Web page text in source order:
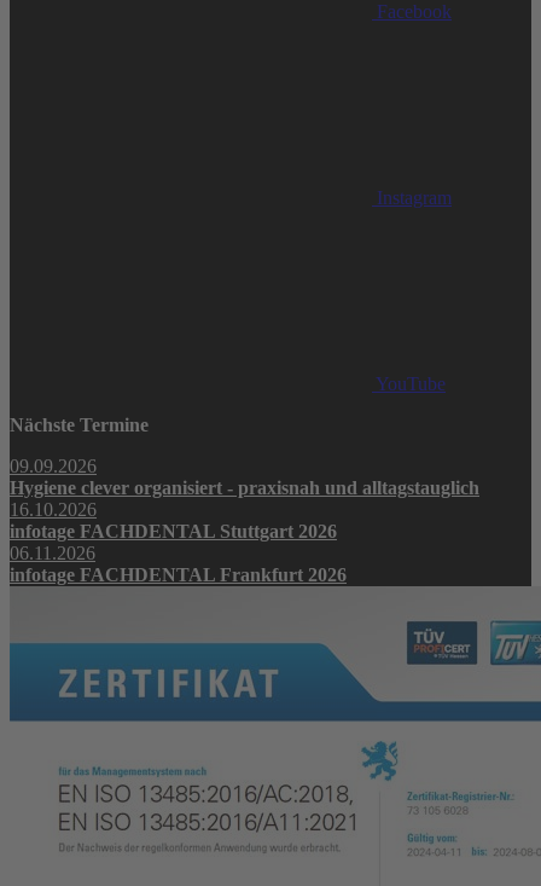
Facebook
Instagram
YouTube
Nächste Termine
09.09.2026
Hygiene clever organisiert - praxisnah und alltagstauglich
16.10.2026
infotage FACHDENTAL Stuttgart 2026
06.11.2026
infotage FACHDENTAL Frankfurt 2026